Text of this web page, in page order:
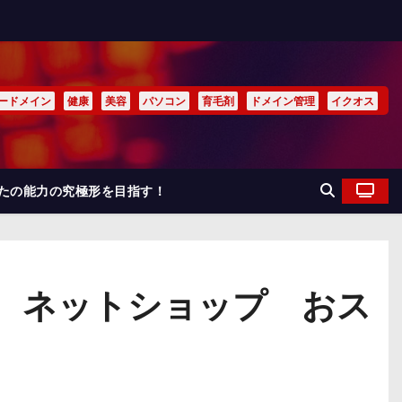
ドメイン 健康 美容 パソコン 育毛剤 ドメイン管理 イクオス
の能力の究極形を目指す！
ネットショップ おス